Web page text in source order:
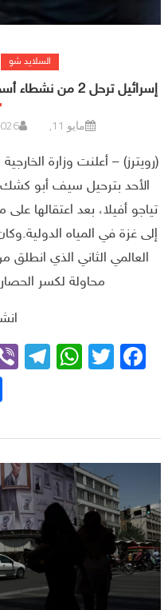
السلايد شو
إسرائيل ترحل 2 من نشطاء أسطول مساعدات كان متجها إلى غزة
مايو 11, 2026
(رويترز) – أعلنت وزارة
الأحد بترحيل سيف أبو
‌تياجو أفيلا، بعد اعتقالها
إلى غزة في المياه
محاولة لكسر
Facebook
Twitter